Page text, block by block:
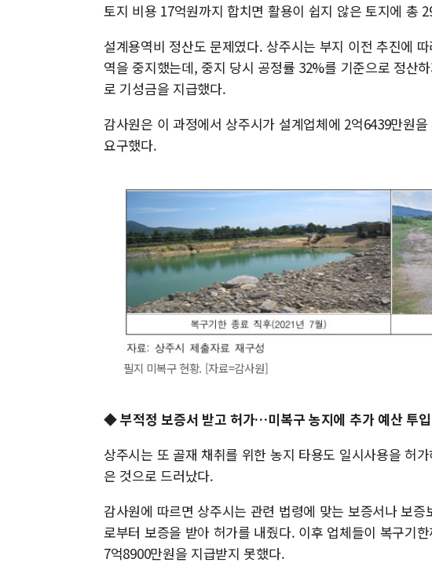
토지 비용 17억원까지 합치면 활용이 쉽지 않은 토지에 총
설계용역비 정산도 문제였다. 상주시는 부지 이전 추진에
역을 중지했는데, 중지 당시 공정률 32%를 기준으로 정산
로 기성금을 지급했다.
감사원은 이 과정에서 상주시가 설계업체에 2억6439만원
요구했다.
필지 미복구 현황. [자료=감사원]
◆ 부적정 보증서 받고 허가…미복구 농지에 추가 예산 투
상주시는 또 골재 채취를 위한 농지 타용도 일시사용을 허
은 것으로 드러났다.
감사원에 따르면 상주시는 관련 법령에 맞는 보증서나 보
로부터 보증을 받아 허가를 내줬다. 이후 업체들이 복구기
7억8900만원을 지급받지 못했다.